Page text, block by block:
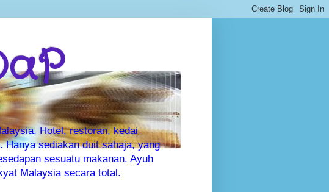
Hotel, restoran, kedai
Hanya sediakan duit sahaja, yang
sesuatu makanan. Ayuh
Malaysia secara total.